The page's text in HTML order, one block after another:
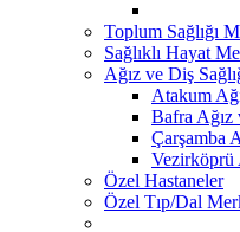
Toplum Sağlığı
Sağlıklı Hayat
Ağız ve Diş
Atakum
Bafra Ağız
Çarşamba
Vezirköprü
Özel Hastaneler
Özel Tıp/Dal